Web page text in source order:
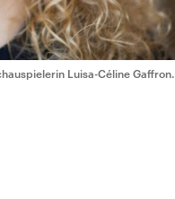
Luisa-Céline Gaffron.